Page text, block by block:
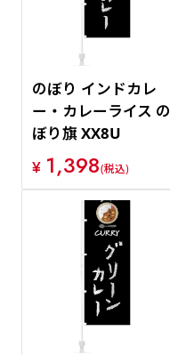
のぼり インドカレ
ー・カレーライス の
ぼり旗 XX8U
¥ 1,398(税込)